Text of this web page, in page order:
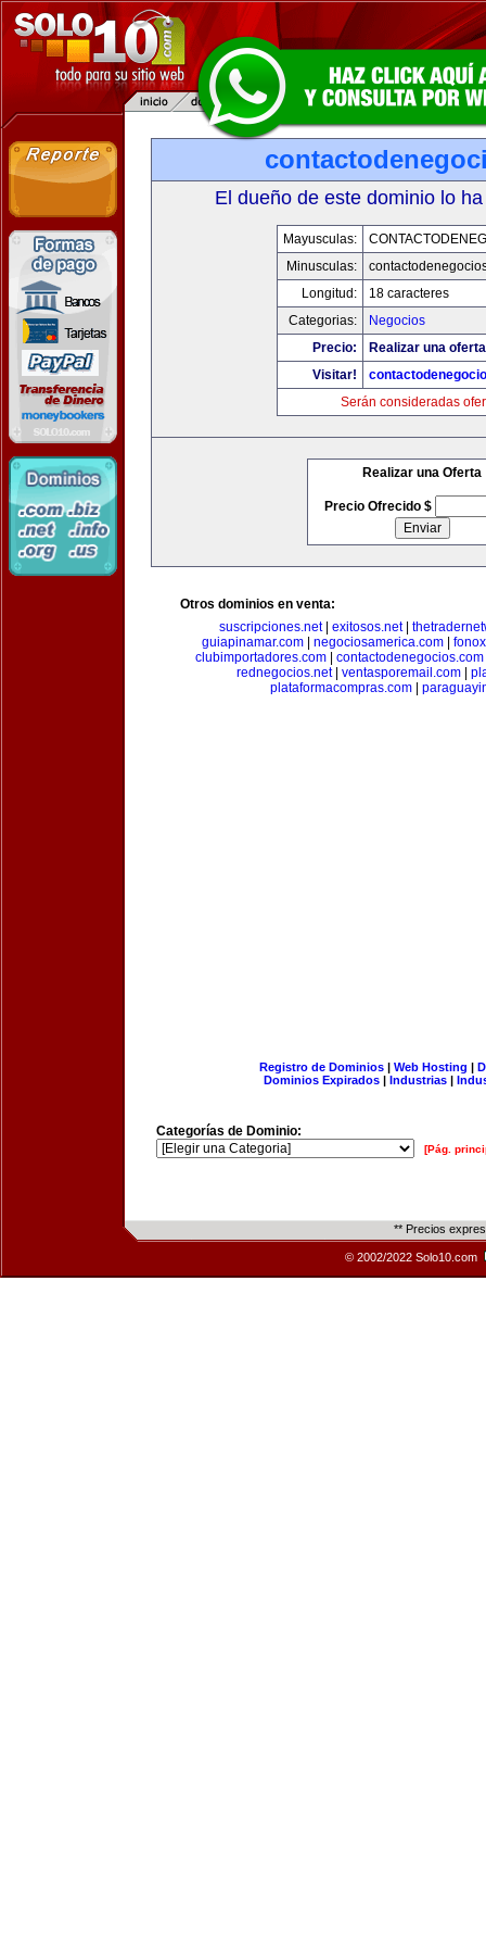
El dueño de este dominio lo
Mayusculas:
Minusculas:
Longitud:
18 caracteres
Categorias:
Negocios
Precio:
Realizar una
Visitar!
Serán consideradas
Realizar una Oferta
Precio Ofrecido $
Otros dominios en venta:
suscripciones.net| exitosos.net|
guiapinamar.com
negociosamerica.com
clubimportadores.com
contactodenegocios.com
rednegocios.net| ventasporemail.com
plataformacompras.com|
Registro de Dominios| Web Hosting |
Dominios Expirados | Industrias |
Categorías de Dominio:
[Pág.
** Precios
© 2002/2022 Solo10.com